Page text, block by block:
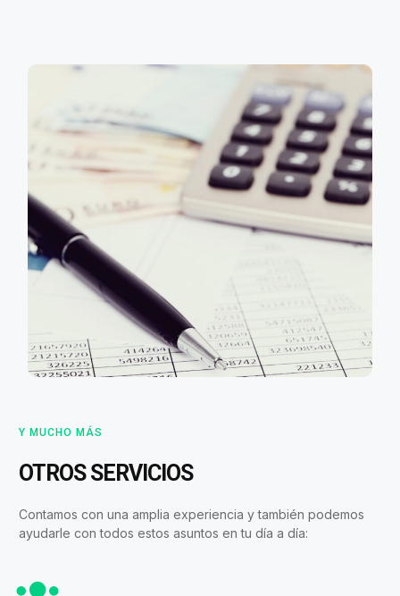
Y MUCHO MÁS
OTROS SERVICIOS
Contamos con una amplia experiencia y también podemos
ayudarle con todos estos asuntos en tu día a día: